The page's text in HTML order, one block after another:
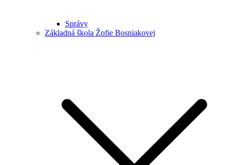
Správy
Základná škola Žofie Bosniakovej